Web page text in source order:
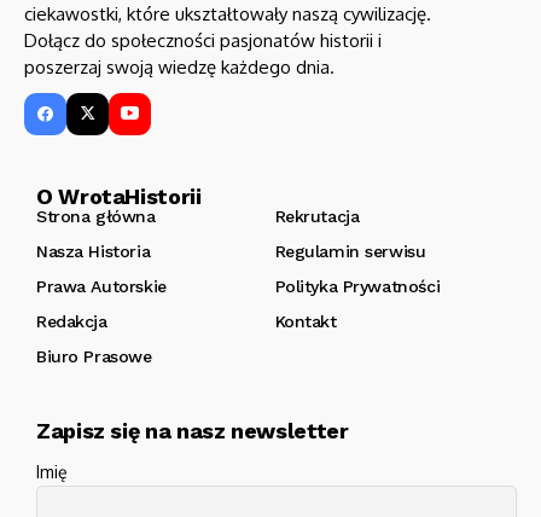
ciekawostki, które ukształtowały naszą cywilizację.
Dołącz do społeczności pasjonatów historii i
poszerzaj swoją wiedzę każdego dnia.
O WrotaHistorii
Strona główna
Rekrutacja
Nasza Historia
Regulamin serwisu
Prawa Autorskie
Polityka Prywatności
Redakcja
Kontakt
Biuro Prasowe
Zapisz się na nasz newsletter
Imię